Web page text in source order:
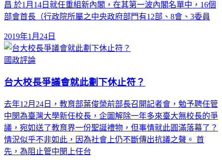
昌 於1月14日就任重組新內閣，在其第一波內閣名單中，16個
部會首長（行政院所屬之中央政府部門有12部、8會、3委員
2019年1月24日
國政評論
台大校長爭議會就此劃下休止符？
去年12月24日，教育部葉俊榮前部長召開記者會，勉予聘任管
中閔為臺灣大學新任校長，企圖解除一年多來臺大無校長的爭
議，宛如送了教育界一份聖誕禮物，但事情就此圓滿落幕了？
情況似乎不非如此，因為社會上仍不斷傳出抗議之聲。 首
先，為阻止管中閔上任台